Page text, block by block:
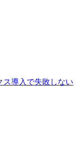
ス導入で失敗しない